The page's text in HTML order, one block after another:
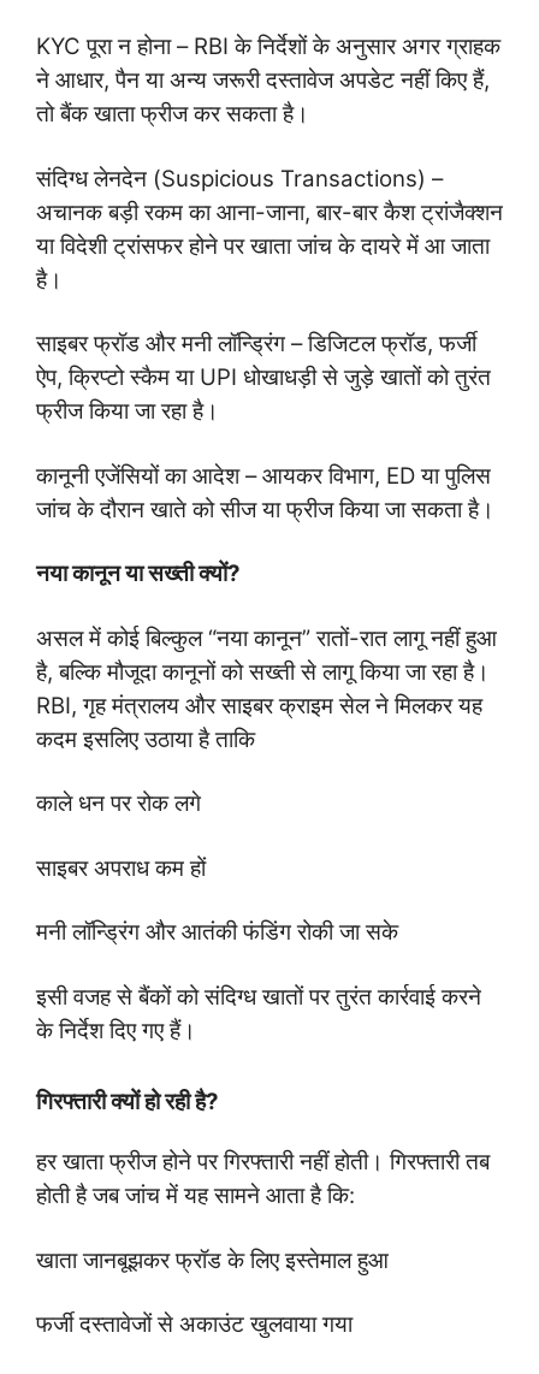
KYC पूरा न होना – RBI के निर्देशों के अनुसार अगर ग्राहक
ने आधार, पैन या अन्य जरूरी दस्तावेज अपडेट नहीं किए हैं,
तो बैंक खाता फ्रीज कर सकता है।
संदिग्ध लेनदेन (Suspicious Transactions) –
अचानक बड़ी रकम का आना-जाना, बार-बार कैश ट्रांजैक्शन
या विदेशी ट्रांसफर होने पर खाता जांच के दायरे में आ जाता
है।
साइबर फ्रॉड और मनी लॉन्ड्रिंग – डिजिटल फ्रॉड, फर्जी
ऐप, क्रिप्टो स्कैम या UPI धोखाधड़ी से जुड़े खातों को तुरंत
फ्रीज किया जा रहा है।
कानूनी एजेंसियों का आदेश – आयकर विभाग, ED या पुलिस
जांच के दौरान खाते को सीज या फ्रीज किया जा सकता है।
नया कानून या सख्ती क्यों?
असल में कोई बिल्कुल “नया कानून” रातों-रात लागू नहीं हुआ
है, बल्कि मौजूदा कानूनों को सख्ती से लागू किया जा रहा है।
RBI, गृह मंत्रालय और साइबर क्राइम सेल ने मिलकर यह
कदम इसलिए उठाया है ताकि
काले धन पर रोक लगे
साइबर अपराध कम हों
मनी लॉन्ड्रिंग और आतंकी फंडिंग रोकी जा सके
इसी वजह से बैंकों को संदिग्ध खातों पर तुरंत कार्रवाई करने
के निर्देश दिए गए हैं।
गिरफ्तारी क्यों हो रही है?
हर खाता फ्रीज होने पर गिरफ्तारी नहीं होती। गिरफ्तारी तब
होती है जब जांच में यह सामने आता है कि:
खाता जानबूझकर फ्रॉड के लिए इस्तेमाल हुआ
फर्जी दस्तावेजों से अकाउंट खुलवाया गया